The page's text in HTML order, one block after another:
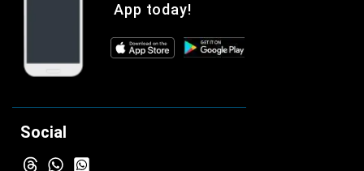
App today!
Social